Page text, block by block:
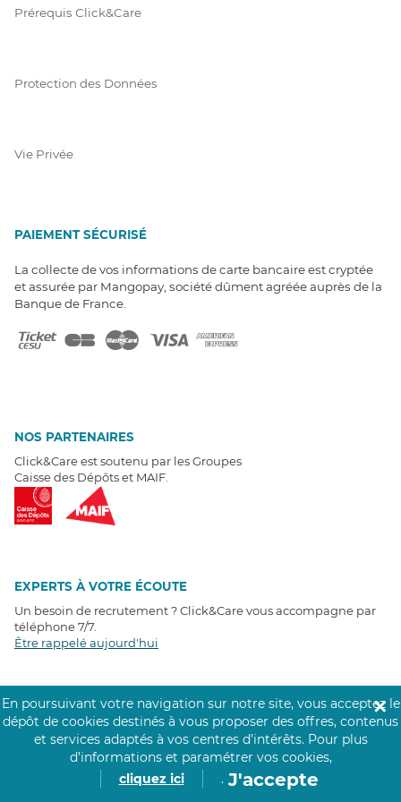
Prérequis Click&Care
Protection des Données
Vie Privée
PAIEMENT SÉCURISÉ
La collecte de vos informations de carte bancaire est cryptée
et assurée par Mangopay, société dûment agréée auprès de la
Banque de France.
NOS PARTENAIRES
Click&Care est soutenu par les Groupes
Caisse des Dépôts et MAIF.
EXPERTS À VOTRE ÉCOUTE
Un besoin de recrutement ? Click&Care vous accompagne par
téléphone 7/7
Être rappelé aujourd'hui
/5
Avis clients
récoltés sur
Google
En poursuivant votre navigation sur notre site, vous acceptez le
dépôt de cookies destinés à vous proposer des offres, contenus
et services adaptés à vos centres d’intérêts. Pour plus
d’informations et paramétrer vos cookies,
cliquez ici
. J'accepte
✕